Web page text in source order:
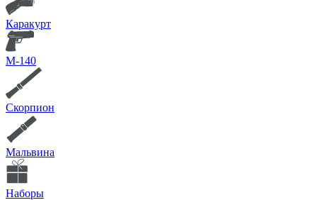
Каракурт
М-140
Скорпион
Мальвина
Наборы